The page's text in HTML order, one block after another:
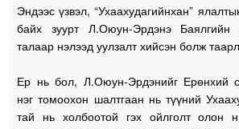
Эндээс үзвэл, “Ухаахудагийнхан”
байх зуурт Л.Оюун-Эрдэнэ Баялгийн
талаар нэлээд уулзалт хийсэн болж
Ер нь бол, Л.Оюун-Эрдэнийг Ерөнхий
нэг томоохон шалтгаан нь түүний
тай нь холбоотой гэх ойлголт олон